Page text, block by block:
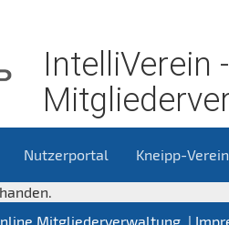
IntelliVerein
Nutzerportal Kneipp-Verein
Mitgliederverwaltung |